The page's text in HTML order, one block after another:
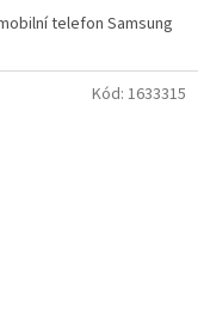
telefon Samsung
Kód: 1633315